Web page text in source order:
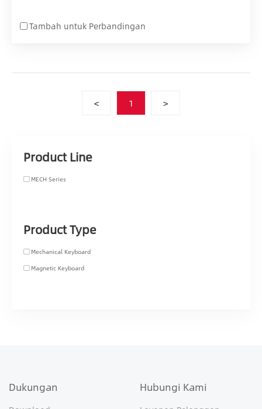
Tambah untuk Perbandingan
< 1 >
Product Line
MECH Series
Product Type
Mechanical Keyboard
Magnetic Keyboard
Dukungan Hubungi Kami